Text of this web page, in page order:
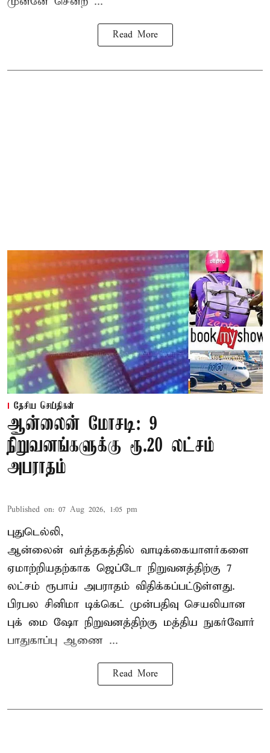
Read More
தேசிய செய்திகள்
ஆன்லைன் மோசடி: 9
நிறுவனங்களுக்கு ரூ.20 லட்சம்
அபராதம்
Published on: 07 Aug 2026, 1:05 pm
புதுடெல்லி,
ஆன்லைன் வர்த்தகத்தில் வாடிக்கையாளர்களை
ஏமாற்றியதற்காக ஜெப்டோ நிறுவனத்திற்கு 7
லட்சம் ரூபாய் அபராதம் விதிக்கப்பட்டுள்ளது.
பிரபல சினிமா டிக்கெட் முன்பதிவு செயலியான
புக் மை ஷோ நிறுவனத்திற்கு மத்திய நுகர்வோர்
பாதுகாப்பு ஆணை ...
Read More